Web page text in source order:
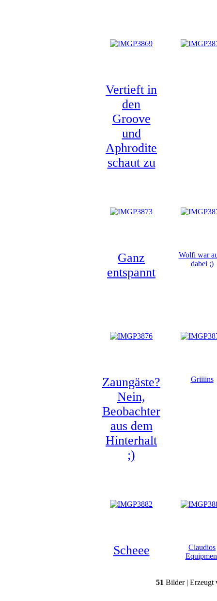
Vertieft in
den
Groove
und
Aphrodite
schaut zu
Ganz
entspannt
Wolfi war
dabei ;)
Zaungäste?
Nein,
Beobachter
aus dem
Hinterhalt
;)
Griiiins
Scheee
Claudios
51 Bilder | Erzeugt